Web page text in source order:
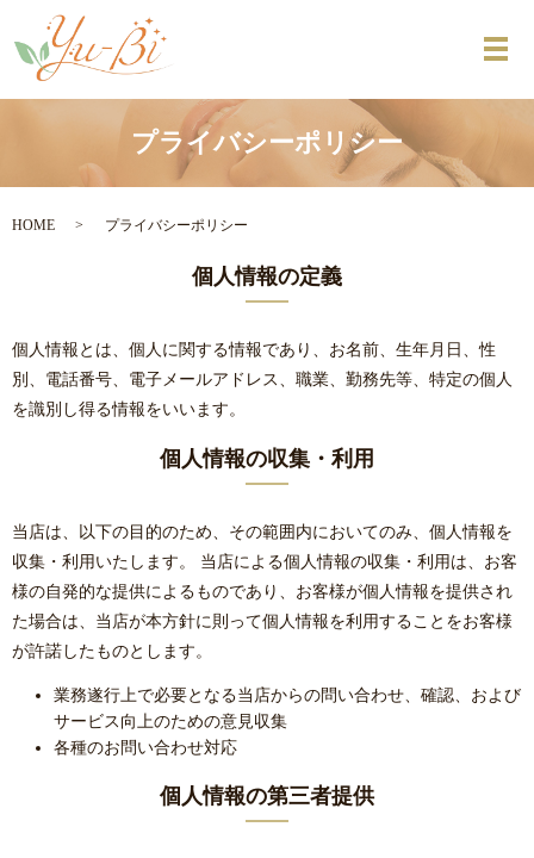
メ
プライバシーポリシー
HOME プライバシーポリシー
個人情報の定義
個人情報とは、個人に関する情報であり、お名前、生年月日、性
別、電話番号、電子メールアドレス、職業、勤務先等、特定の個人
を識別し得る情報をいいます。
個人情報の収集・利用
当店は、以下の目的のため、その範囲内においてのみ、個人情報を
収集・利用いたします。 当店による個人情報の収集・利用は、お客
様の自発的な提供によるものであり、お客様が個人情報を提供され
た場合は、当店が本方針に則って個人情報を利用することをお客様
が許諾したものとします。
業務遂行上で必要となる当店からの問い合わせ、確認、および
サービス向上のための意見収集
各種のお問い合わせ対応
個人情報の第三者提供